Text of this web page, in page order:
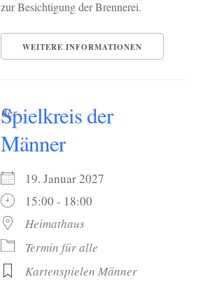
zur Besichtigung der Brennerei.
WEITERE INFORMATIONEN
Spielkreis der
Männer
19. Januar 2027
15:00 - 18:00
Heimathaus
Termin für alle
Kartenspielen Männer